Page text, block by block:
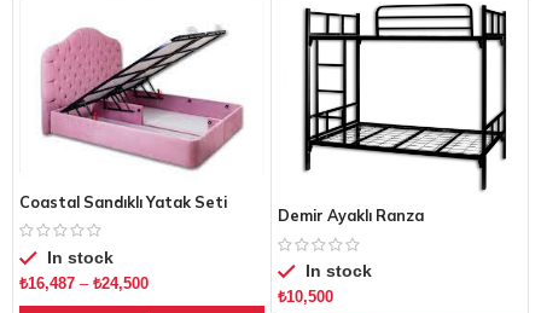
Coastal Sandıklı Yatak Seti
In stock
₺16,487 – ₺24,500
Demir Ayaklı Ranza
In stock
₺10,500